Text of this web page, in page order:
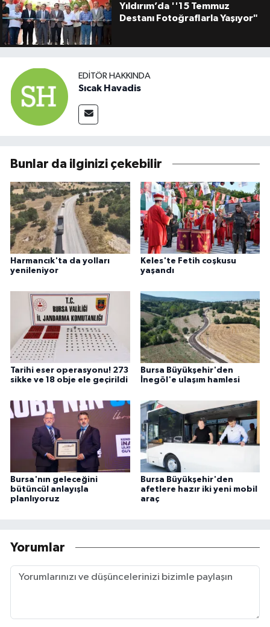
Yıldırım’da ''15 Temmuz
Destanı Fotoğraflarla Yaşıyor"
EDITÖR HAKKINDA
Sıcak Havadis
Bunlar da ilginizi çekebilir
Harmancık'ta da yolları
yenileniyor
Keles'te Fetih coşkusu
yaşandı
Tarihi eser operasyonu! 273
sikke ve 18 obje ele geçirildi
Bursa Büyükşehir'den
İnegöl'e ulaşım hamlesi
Bursa'nın geleceğini
bütüncül anlayışla
planlıyoruz
Bursa Büyükşehir'den
afetlere hazır iki yeni mobil
araç
Yorumlar